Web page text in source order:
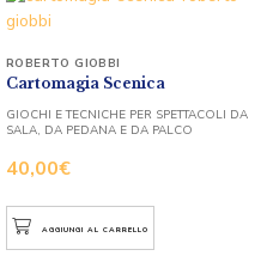
Cartomagia Scenica
40,00€
ROBERTO GIOBBI
GIOCHI E TECNICHE PER SPETTACOLI DA
SALA, DA PEDANA E DA PALCO
AGGIUNGI AL CARRELLO